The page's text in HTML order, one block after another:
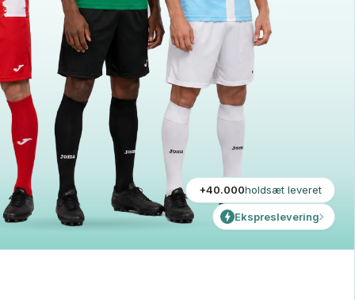
+40.000holdsæt leveret
Ekspreslevering